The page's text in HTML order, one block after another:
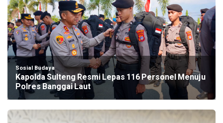
Sosial Budaya
Kapolda Sulteng Resmi Lepas 116 Personel Menuju
Polres Banggai Laut